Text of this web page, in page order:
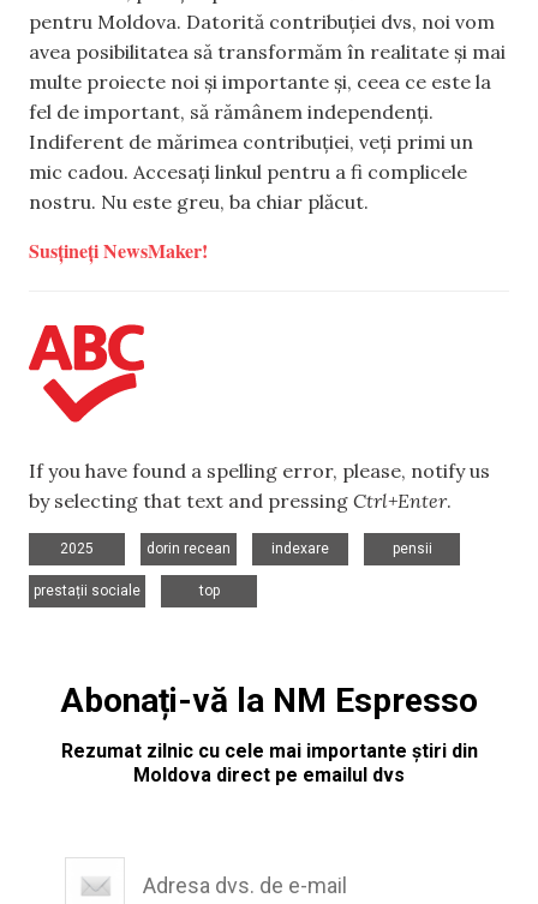
pentru Moldova. Datorită contribuției dvs, noi vom
avea posibilitatea să transformăm în realitate și mai
multe proiecte noi și importante și, ceea ce este la
fel de important, să rămânem independenți.
Indiferent de mărimea contribuției, veți primi un
mic cadou. Accesați linkul pentru a fi complicele
nostru. Nu este greu, ba chiar plăcut.
Susțineți NewsMaker!
If you have found a spelling error, please, notify us
by selecting that text and pressing Ctrl+Enter.
2025
dorin recean
indexare
pensii
prestații sociale
top
Abonați-vă la NM Espresso
Rezumat zilnic cu cele mai importante știri din
Moldova direct pe emailul dvs